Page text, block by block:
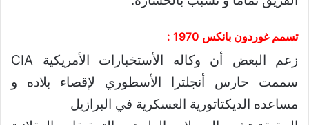
تسمم غوردون بانكس 1970 :
زعم البعض أن وكاله الأستخبارات الأمريكية CIA
سممت حارس أنجلترا الأسطوري لإقصاء بلاده و
مساعده الديكتاتورية العسكرية في البرازيل